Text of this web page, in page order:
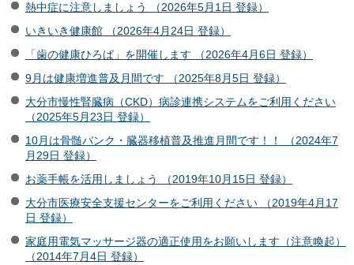
熱中症に注意しましょう （2026年5月1日 登録）
いきいき健康館 （2026年4月24日 登録）
「歯の健康ひろば」を開催します （2026年4月6日 登録）
9月は健康増進普及月間です （2025年8月5日 登録）
大分市慢性腎臓病（CKD）病診連携システムをご利用ください
（2025年5月23日 登録）
10月は骨髄バンク・臓器移植普及推進月間です！！ （2024年7
月29日 登録）
お薬手帳を活用しましょう （2019年10月15日 登録）
大分市医療安全支援センターをご利用ください （2019年4月17
日 登録）
家庭用電気マッサージ器の適正使用をお願いします（注意喚起）
（2014年7月4日 登録）